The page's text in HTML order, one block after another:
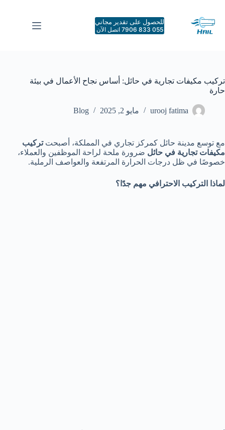
المحتوى
للحصول على تقدير مجاني
055 833 7906 اتصل الآن
تركيب مكيفات تجارية في حائل: أساس نجاح الأعمال في بيئة
حارة
urooj fatima مايو 2, 2025 Blog
مع توسع مدينة حائل كمركز تجاري في المملكة، أصبحتتركيب
مكيفات تجارية في حائل ضرورة ملحة لراحة الموظفين والعملاء،
خصوصًا في ظل درجات الحرارة المرتفعة والعواصف الرملية.
لماذا التركيب الاحترافي مهم جدًا؟